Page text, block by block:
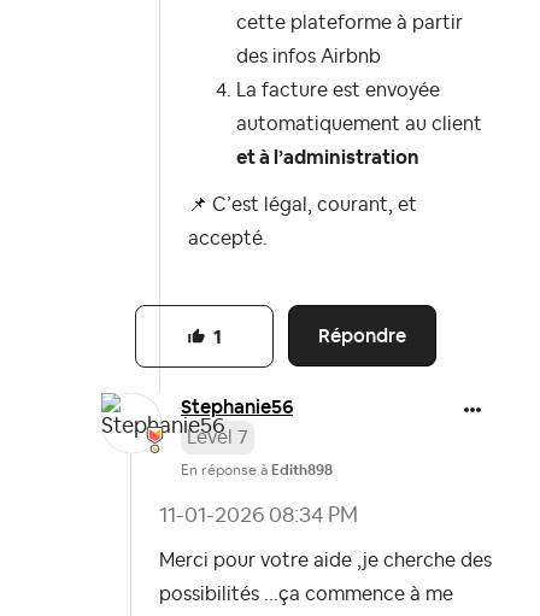
cette plateforme à partir
des infos Airbnb
La facture est envoyée
automatiquement au client
et à l’administration
📌 C’est légal, courant, et
accepté.
Répondre
1
Stephanie56
Level 7
En réponse à Edith898
‎11-01-2026 08:34 PM
Merci pour votre aide ,je cherche des
possibilités ...ça commence à me